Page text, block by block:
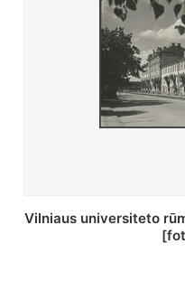
St. Batoro